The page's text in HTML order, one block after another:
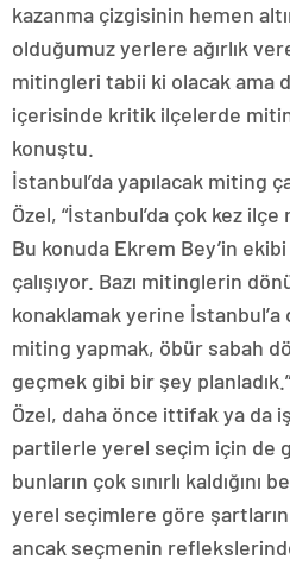
kazanma çizgisinin hemen
olduğumuz yerlere ağırlık
mitingleri tabii ki olacak ama
içerisinde kritik ilçelerde
konuştu.
İstanbul’da yapılacak miting
Özel, “İstanbul’da çok kez
Bu konuda Ekrem Bey’in
çalışıyor. Bazı mitinglerin
konaklamak yerine İstanbul’a
miting yapmak, öbür sabah
geçmek gibi bir şey
Özel, daha önce ittifak ya da
partilerle yerel seçim için de
bunların çok sınırlı kaldığını
yerel seçimlere göre şartların
ancak seçmenin